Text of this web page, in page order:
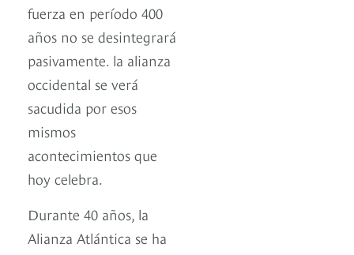
fuerza en período 400
años no se desintegrará
pasivamente. la alianza
occidental se verá
sacudida por esos
mismos
acontecimientos que
hoy celebra.
Durante 40 años, la
Alianza Atlántica se ha